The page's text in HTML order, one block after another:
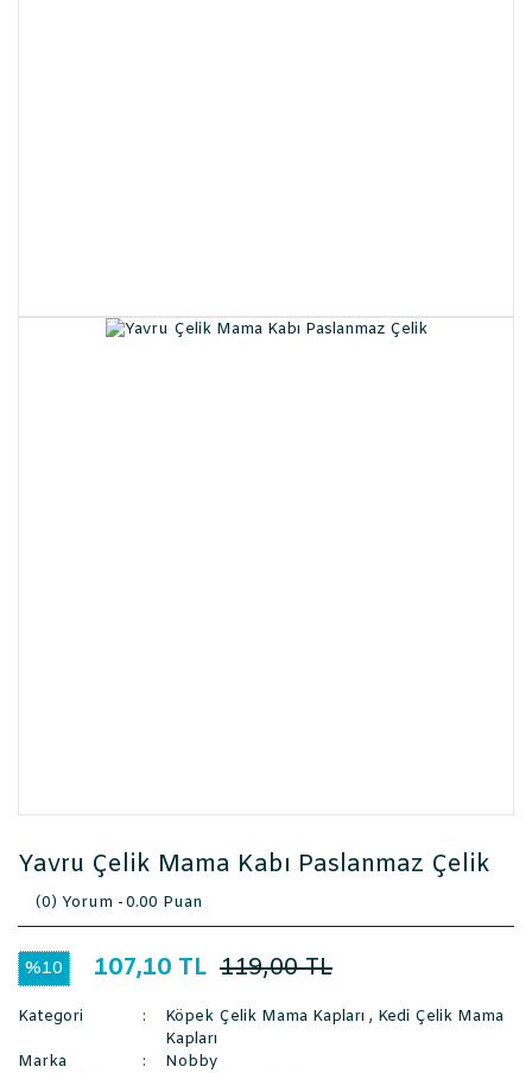
Yavru Çelik Mama Kabı Paslanmaz Çelik
(0) Yorum -0.00 Puan
%10 107,10 TL 119,00 TL
Kategori Köpek Çelik Mama Kapları , Kedi Çelik Mama
Kapları
Marka
Nobby